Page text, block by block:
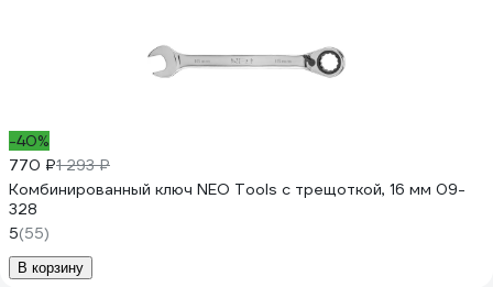
-40%
770 ₽1 293 ₽
Комбинированный ключ NEO Tools с трещоткой, 16 мм 09-
328
5(55)
В корзину